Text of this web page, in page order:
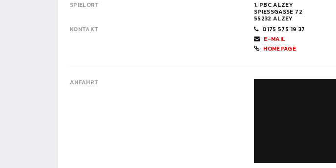
SPIELORT 1. PBC ALZEY
SPIESSGASSE 72
55232 ALZEY
KONTAKT
0175 575 19 37
E-MAIL
HOMEPAGE
ANFAHRT